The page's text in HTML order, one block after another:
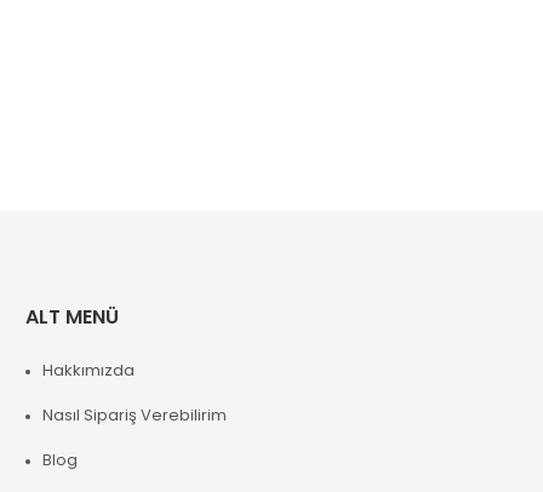
ALT MENÜ
Hakkımızda
Nasıl Sipariş Verebilirim
Blog